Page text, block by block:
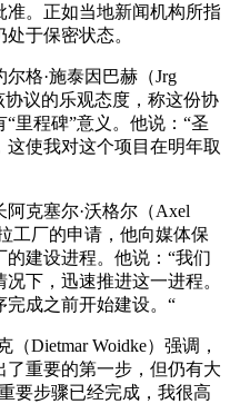
。正如当地新闻机构所指
于保密状态。
格·施泰因巴赫（Jrg
协议的乐观态度，称这份协
里程碑”意义。他说：“圣
使我对这个项目在明年取
克塞尔·沃格尔（Axel
工厂的申请，他向媒体保
建设进程。他说：“我们
下，迅速推进这一进程。
成之前开始建设。“
Dietmar Woidke）强调，
了重要的第一步，但仍有大
要步骤已经完成，我很高